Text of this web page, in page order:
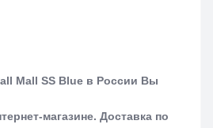
Mall SS Blue в России Вы
магазине. Доставка по